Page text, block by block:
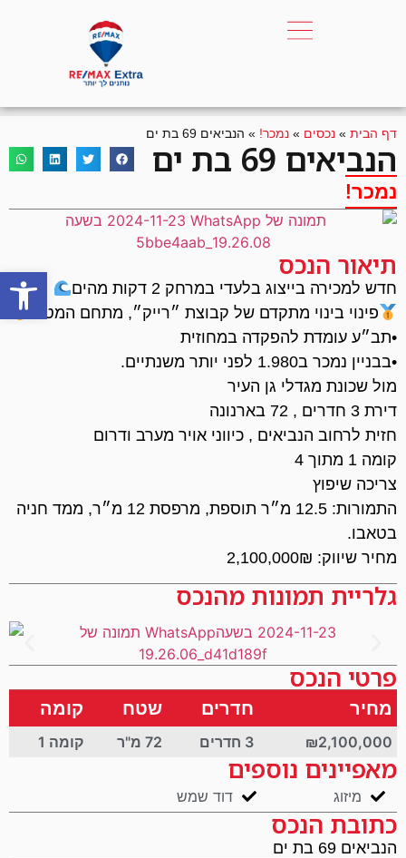
פתח
דף הבית » נכסים » נמכר! » הנביאים 69 בת ים
הנביאים 69 בת ים
נמכר!
תיאור הנכס
חדש למכירה בייצוג בלעדי במרחק 2 דקות מהים
פינוי בינוי מתקדם של קבוצת ״רייק״, מתחם המטרו
•תב״ע עומדת להפקדה במחוזית
•בבניין נמכר ב1.980 לפני יותר משנתיים.
מול שכונת מגדלי גן העיר
דירת 3 חדרים , 72 בארנונה
חזית לרחוב הנביאים , כיווני אויר מערב ודרום
קומה 1 מתוך 4
צריכה שיפוץ
התמורות: 12.5 מ״ר תוספת, מרפסת 12 מ״ר, ממד חניה
בטאבו.
מחיר שיווק: 2,100,000₪
גלריית תמונות מהנכס
פרטי הנכס
מחיר חדרים שטח קומה
₪2,100,000 3 חדרים 72 מ"ר קומה 1
מאפיינים נוספים
מיזוג דוד שמש
כתובת הנכס
הנביאים 69 בת ים